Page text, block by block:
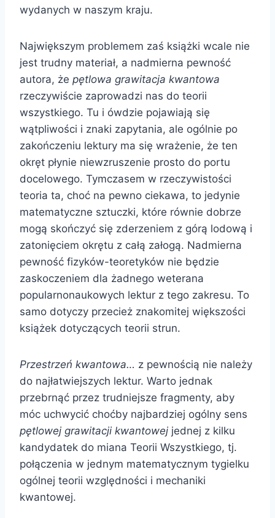
wydanych w naszym kraju.
Największym problemem zaś książki wcale nie
jest trudny materiał, a nadmierna pewność
autora, że pętlowa grawitacja kwantowa
rzeczywiście zaprowadzi nas do teorii
wszystkiego. Tu i ówdzie pojawiają się
wątpliwości i znaki zapytania, ale ogólnie po
zakończeniu lektury ma się wrażenie, że ten
okręt płynie niewzruszenie prosto do portu
docelowego. Tymczasem w rzeczywistości
teoria ta, choć na pewno ciekawa, to jedynie
matematyczne sztuczki, które równie dobrze
mogą skończyć się zderzeniem z górą lodową i
zatonięciem okrętu z całą załogą. Nadmierna
pewność fizyków-teoretyków nie będzie
zaskoczeniem dla żadnego weterana
popularnonaukowych lektur z tego zakresu. To
samo dotyczy przecież znakomitej większości
książek dotyczących teorii strun.
Przestrzeń kwantowa… z pewnością nie należy
do najłatwiejszych lektur. Warto jednak
przebrnąć przez trudniejsze fragmenty, aby
móc uchwycić choćby najbardziej ogólny sens
pętlowej grawitacji kwantowej jednej z kilku
kandydatek do miana Teorii Wszystkiego, tj.
połączenia w jednym matematycznym tygielku
ogólnej teorii względności i mechaniki
kwantowej.